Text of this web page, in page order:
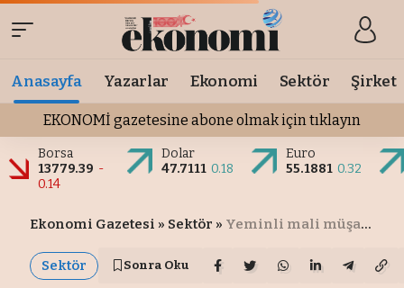
Anasayfa Yazarlar Ekonomi Sektör Şirket
EKONOMİ gazetesine abone olmak için tıklayın
Borsa
13779.39 -
0.14
Dolar
47.7111 0.18
Euro
55.1881 0.32
Ekonomi Gazetesi » Sektör » Yeminli mali müşavirlerden tam tasdik için zorunluluk talebi
Sektör Sonra Oku